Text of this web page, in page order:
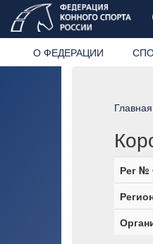
О ФЕДЕРАЦИИ
Главная
Рег